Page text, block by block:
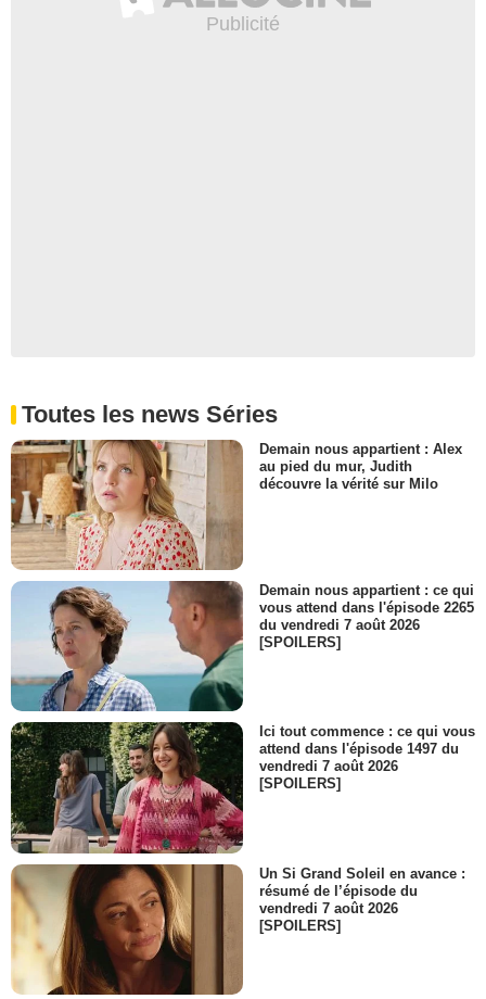
Toutes les news Séries
Demain nous appartient : Alex
au pied du mur, Judith
découvre la vérité sur Milo
Demain nous appartient : ce qui
vous attend dans l'épisode 2265
du vendredi 7 août 2026
[SPOILERS]
Ici tout commence : ce qui vous
attend dans l'épisode 1497 du
vendredi 7 août 2026
[SPOILERS]
Un Si Grand Soleil en avance :
résumé de l’épisode du
vendredi 7 août 2026
[SPOILERS]